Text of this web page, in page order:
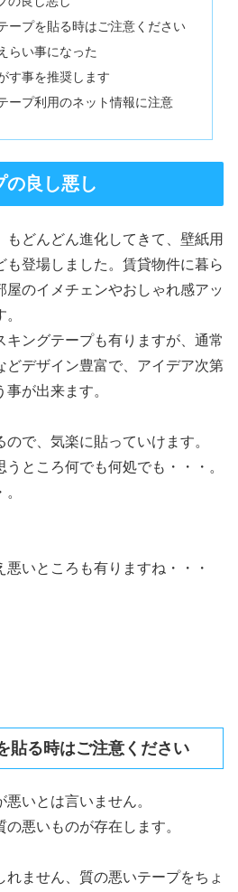
ープを貼る時はご注意ください
らい事になった
す事を推奨します
ープ利用のネット情報に注意
の良し悪し
もどんどん進化してきて、壁紙用
も登場しました。賃貸物件に暮ら
屋のイメチェンやおしゃれ感アッ
キングテープも有りますが、通常
どデザイン豊富で、アイデア次第
が出来ます。
で、気楽に貼っていけます。
ところ何でも何処でも・・・。
いところも有りますね・・・
貼る時はご注意ください
いとは言いません。
悪いものが存在します。
ません、質の悪いテープをちょ